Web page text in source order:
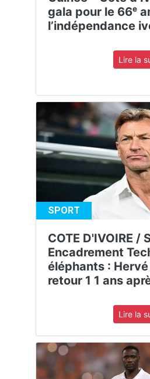
gala pour le 66ᵉ
l’indépendance
Lire la
SPORT
COTE D'IVOIRE /
Encadrement
éléphants :
retour 1 1 ans
Lire la